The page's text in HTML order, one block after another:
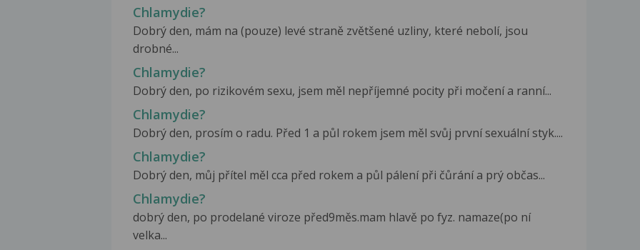
Chlamydie?
Dobrý den, mám na (pouze) levé straně zvětšené uzliny, které nebolí, jsou
drobné...
Chlamydie?
Dobrý den, po rizikovém sexu, jsem měl nepříjemné pocity při močení a ranní...
Chlamydie?
Dobrý den, prosím o radu. Před 1 a půl rokem jsem měl svůj první sexuální styk....
Chlamydie?
Dobrý den, můj přítel měl cca před rokem a půl pálení při čůrání a prý občas...
Chlamydie?
dobrý den, po prodelané viroze před9měs.mam hlavě po fyz. namaze(po ní
velka...